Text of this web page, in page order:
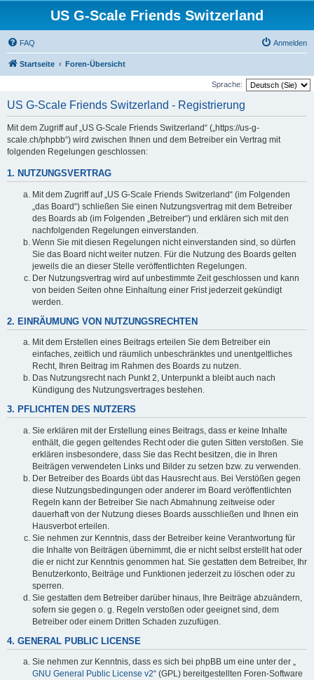
US G-Scale Friends Switzerland
FAQ Anmelden
Startseite Foren-Übersicht
Sprache:
US G-Scale Friends Switzerland - Registrierung
Mit dem Zugriff auf „US G-Scale Friends Switzerland“ („https://us-g-
scale.ch/phpbb“) wird zwischen Ihnen und dem Betreiber ein Vertrag mit
folgenden Regelungen geschlossen:
1. NUTZUNGSVERTRAG
Mit dem Zugriff auf „US G-Scale Friends Switzerland“ (im Folgenden
„das Board“) schließen Sie einen Nutzungsvertrag mit dem Betreiber
des Boards ab (im Folgenden „Betreiber“) und erklären sich mit den
nachfolgenden Regelungen einverstanden.
Wenn Sie mit diesen Regelungen nicht einverstanden sind, so dürfen
Sie das Board nicht weiter nutzen. Für die Nutzung des Boards gelten
jeweils die an dieser Stelle veröffentlichten Regelungen.
Der Nutzungsvertrag wird auf unbestimmte Zeit geschlossen und kann
von beiden Seiten ohne Einhaltung einer Frist jederzeit gekündigt
werden.
2. EINRÄUMUNG VON NUTZUNGSRECHTEN
Mit dem Erstellen eines Beitrags erteilen Sie dem Betreiber ein
einfaches, zeitlich und räumlich unbeschränktes und unentgeltliches
Recht, Ihren Beitrag im Rahmen des Boards zu nutzen.
Das Nutzungsrecht nach Punkt 2, Unterpunkt a bleibt auch nach
Kündigung des Nutzungsvertrages bestehen.
3. PFLICHTEN DES NUTZERS
Sie erklären mit der Erstellung eines Beitrags, dass er keine Inhalte
enthält, die gegen geltendes Recht oder die guten Sitten verstoßen. Sie
erklären insbesondere, dass Sie das Recht besitzen, die in Ihren
Beiträgen verwendeten Links und Bilder zu setzen bzw. zu verwenden.
Der Betreiber des Boards übt das Hausrecht aus. Bei Verstößen gegen
diese Nutzungsbedingungen oder anderer im Board veröffentlichten
Regeln kann der Betreiber Sie nach Abmahnung zeitweise oder
dauerhaft von der Nutzung dieses Boards ausschließen und Ihnen ein
Hausverbot erteilen.
Sie nehmen zur Kenntnis, dass der Betreiber keine Verantwortung für
die Inhalte von Beiträgen übernimmt, die er nicht selbst erstellt hat oder
die er nicht zur Kenntnis genommen hat. Sie gestatten dem Betreiber, Ihr
Benutzerkonto, Beiträge und Funktionen jederzeit zu löschen oder zu
sperren.
Sie gestatten dem Betreiber darüber hinaus, Ihre Beiträge abzuändern,
sofern sie gegen o. g. Regeln verstoßen oder geeignet sind, dem
Betreiber oder einem Dritten Schaden zuzufügen.
4. GENERAL PUBLIC LICENSE
Sie nehmen zur Kenntnis, dass es sich bei phpBB um eine unter der „
GNU General Public License v2“ (GPL) bereitgestellten Foren-Software